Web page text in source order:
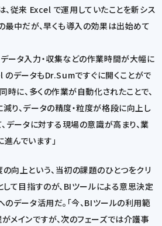
、従来 Excel で運用していたことを新シス
最中だが、早くも導入の効果は出始めて
ータ入力・収集などの作業時間が大幅に
のデータもDr.Sumですぐに開くことがで
時に、多くの作業が自動化されたことで、
り、データの精度・粒度が格段に向上し
データに対する現場の意識が高まり、業
んでいます」
向上という、当初の課題のひとつをクリ
して目指すのが、BIツールによる意思決定
のデータ活用だ。「今、BIツールの利用範
メインですが、次のフェーズでは介護事